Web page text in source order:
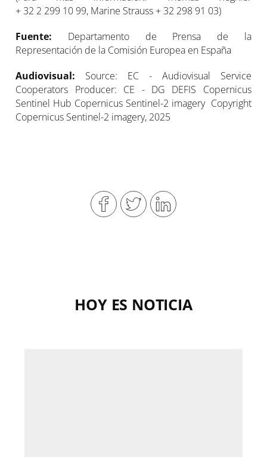
+ 32 2 299 10 99, Marine Strauss + 32 298 91 03)
Fuente: Departamento de Prensa de la
Representación de la Comisión Europea en España
Audiovisual: Source: EC - Audiovisual Service
Cooperators Producer: CE - DG DEFIS Copernicus
Sentinel Hub Copernicus Sentinel-2 imagery Copyright
Copernicus Sentinel-2 imagery, 2025
HOY ES NOTICIA